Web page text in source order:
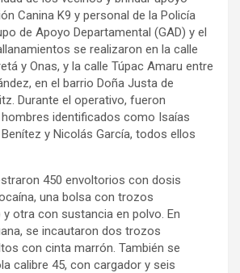
Canina K9 y personal de la Policía
de Apoyo Departamental (GAD) y el
se realizaron en la calle
y Onas, y la calle Túpac Amaru entre
en el barrio Doña Justa de
Durante el operativo, fueron
identificados como Isaías
y Nicolás García, todos ellos
450 envoltorios con dosis
una bolsa con trozos
otra con sustancia en polvo. En
se incautaron dos trozos
con cinta marrón. También se
calibre 45, con cargador y seis